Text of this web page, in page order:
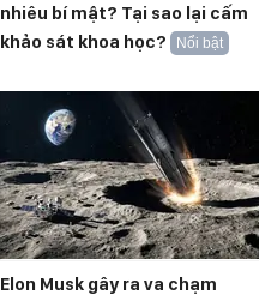
nhiêu bí mật? Tại sao lại cấm
khảo sát khoa học?
Nổi bật
Elon Musk gây ra va chạm